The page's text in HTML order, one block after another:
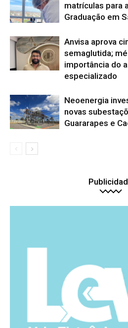
matrículas para
Graduação em
Anvisa aprova
semaglutida;
importância do
especializado
Neoenergia
novas
Guararapes e